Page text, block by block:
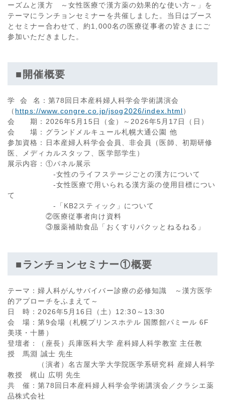
ーズムと漢方 ～女性医療で漢方薬の効果的な使い方～」を
テーマにランチョンセミナーを共催しました。当日はブース
とセミナー合わせて、約1,000名の医療従事者の皆さまにご
参加いただきました。
■開催概要
学 会 名：第78回日本産科婦人科学会学術講演会
（ https://www.congre.co.jp/jsog2026/index.html）
会 期：2026年5月15日（金）～2026年5月17日（日）
会 場：グランドメルキュール札幌大通公園 他
参加資格：日本産婦人科学会会員、非会員（医師、初期研修
医、メディカルスタッフ、医学部学生）
展示内容：①パネル展示
-女性のライフステージごとの漢方について
-女性医療で用いられる漢方薬の使用目標につい
て
-「KB2スティック」について
②医療従事者向け資料
③服薬補助食品「おくすりパクッとねるねる」
■ランチョンセミナー①概要
テーマ：婦人科がんサバイバー診療の必修知識 ～漢方医学
的アプローチをふまえて～
日 時：2026年5月16日（土）12:30～13:30
会 場：第9会場（札幌プリンスホテル 国際館パミール 6F
美瑛・十勝）
登壇者：（座長）兵庫医科大学 産科婦人科学教室 主任教
授 馬淵 誠士 先生
（演者）名古屋大学大学院医学系研究科 産婦人科学
教授 梶山 広明 先生
共 催：第78回日本産科婦人科学会学術講演会／クラシエ薬
品株式会社